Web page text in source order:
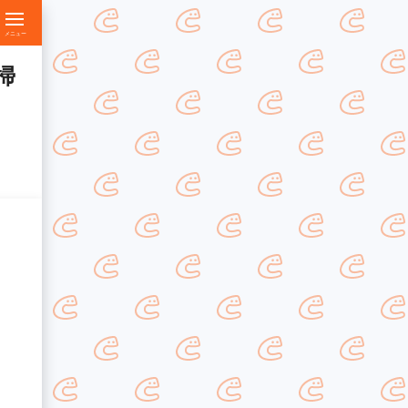
メニュー